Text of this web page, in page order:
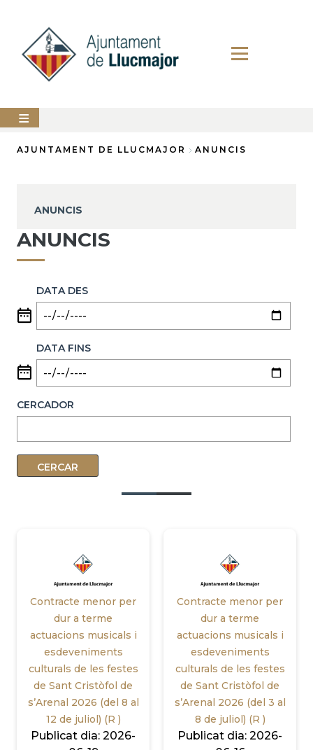
contingut
AJUNTAMENT
SERVEIS
MUNICIPALS
PERFIL
CONTRACTANT
ANUNCIS
AJUNTAMENT DE LLUCMAJOR ANUNCIS
ANUNCIS
ANUNCIS
DATA DES
DATA FINS
CERCADOR
Contracte menor per
dur a terme
actuacions musicals i
esdeveniments
culturals de les festes
de Sant Cristòfol de
s’Arenal 2026 (del 8 al
12 de juliol) (R )
Publicat dia: 2026-
Contracte menor per
dur a terme
actuacions musicals i
esdeveniments
culturals de les festes
de Sant Cristòfol de
s’Arenal 2026 (del 3 al
8 de juliol) (R )
Publicat dia: 2026-